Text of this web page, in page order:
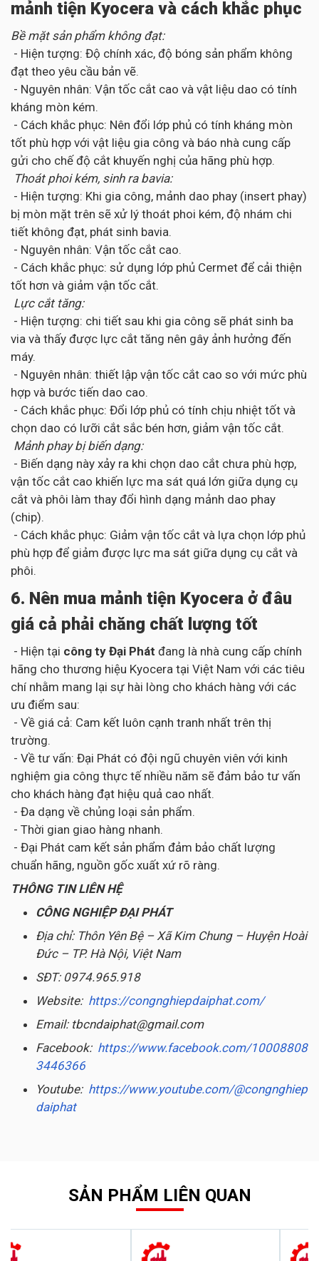
mảnh tiện Kyocera và cách khắc phục
Bề mặt sản phẩm không đạt:
- Hiện tượng: Độ chính xác, độ bóng sản phẩm không
đạt theo yêu cầu bản vẽ.
- Nguyên nhân: Vận tốc cắt cao và vật liệu dao có tính
kháng mòn kém.
- Cách khắc phục: Nên đổi lớp phủ có tính kháng mòn
tốt phù hợp với vật liệu gia công và báo nhà cung cấp
gửi cho chế độ cắt khuyến nghị của hãng phù hợp.
Thoát phoi kém, sinh ra bavia:
- Hiện tượng: Khi gia công, mảnh dao phay (insert phay)
bị mòn mặt trên sẽ xử lý thoát phoi kém, độ nhám chi
tiết không đạt, phát sinh bavia.
- Nguyên nhân: Vận tốc cắt cao.
- Cách khắc phục: sử dụng lớp phủ Cermet để cải thiện
tốt hơn và giảm vận tốc cắt.
Lực cắt tăng:
- Hiện tượng: chi tiết sau khi gia công sẽ phát sinh ba
via và thấy được lực cắt tăng nên gây ảnh hưởng đến
máy.
- Nguyên nhân: thiết lập vận tốc cắt cao so với mức phù
hợp và bước tiến dao cao.
- Cách khắc phục: Đổi lớp phủ có tính chịu nhiệt tốt và
chọn dao có lưỡi cắt sắc bén hơn, giảm vận tốc cắt.
Mảnh phay bị biến dạng:
- Biến dạng này xảy ra khi chọn dao cắt chưa phù hợp,
vận tốc cắt cao khiến lực ma sát quá lớn giữa dụng cụ
cắt và phôi làm thay đổi hình dạng mảnh dao phay
(chip).
- Cách khắc phục: Giảm vận tốc cắt và lựa chọn lớp phủ
phù hợp để giảm được lực ma sát giữa dụng cụ cắt và
phôi.
6. Nên mua mảnh tiện Kyocera ở đâu
giá cả phải chăng chất lượng tốt
- Hiện tại công ty Đại Phát đang là nhà cung cấp chính
hãng cho thương hiệu Kyocera tại Việt Nam với các tiêu
chí nhằm mang lại sự hài lòng cho khách hàng với các
ưu điểm sau:
- Về giá cả: Cam kết luôn cạnh tranh nhất trên thị
trường.
- Về tư vấn: Đại Phát có đội ngũ chuyên viên với kinh
nghiệm gia công thực tế nhiều năm sẽ đảm bảo tư vấn
cho khách hàng đạt hiệu quả cao nhất.
- Đa dạng về chủng loại sản phẩm.
- Thời gian giao hàng nhanh.
- Đại Phát cam kết sản phẩm đảm bảo chất lượng
chuẩn hãng, nguồn gốc xuất xứ rõ ràng.
THÔNG TIN LIÊN HỆ
CÔNG NGHIỆP ĐẠI PHÁT
Địa chỉ: Thôn Yên Bệ – Xã Kim Chung – Huyện Hoài
Đức – TP. Hà Nội, Việt Nam
SĐT: 0974.965.918
Website: https://congnghiepdaiphat.com/
Email: tbcndaiphat@gmail.com
Facebook: https://www.facebook.com/10008808
3446366
Youtube: https://www.youtube.com/@congnghiep
daiphat
SẢN PHẨM LIÊN QUAN